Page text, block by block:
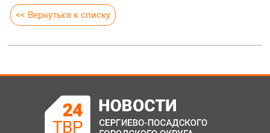
<< Вернуться к списку